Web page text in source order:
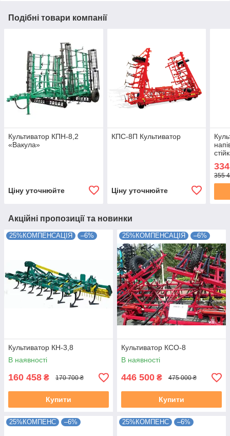
Подібні товари компанії
Культиватор КПН-8,2
«Вакула»
Ціну уточнюйте
КПС-8П Культиватор
Ціну уточнюйте
355
Акційні пропозиції та новинки
25%КОМПЕНСАЦІЯ –6%
Культиватор КН-3,8
В наявності
160 458 ₴ 170 700 ₴
Купити
25%КОМПЕНСАЦІЯ –6%
Культиватор КСО-8
В наявності
446 500 ₴ 475 000 ₴
Купити
25%КОМПЕНС –6% 25%КОМПЕНС –6%